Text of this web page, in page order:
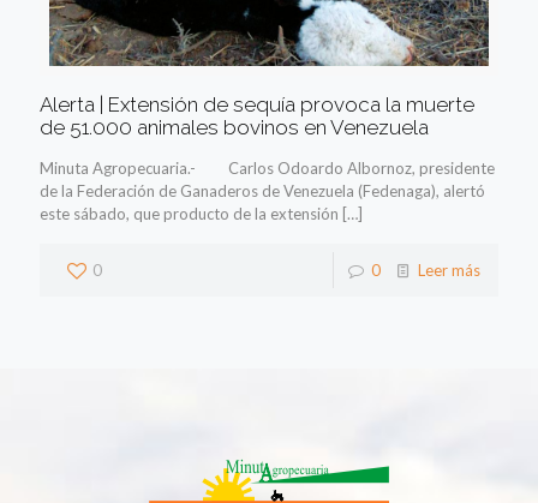
Alerta | Extensión de sequía provoca la muerte
de 51.000 animales bovinos en Venezuela
Minuta Agropecuaria.- Carlos Odoardo Albornoz, presidente
de la Federación de Ganaderos de Venezuela (Fedenaga), alertó
este sábado, que producto de la extensión […]
0 0 Leer más